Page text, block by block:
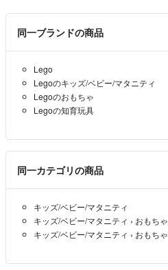
同一ブランドの商品
Lego
Legoのキッズ/ベビー/マタニティ
Legoのおもちゃ
Legoの知育玩具
同一カテゴリの商品
キッズ/ベビー/マタニティ
キッズ/ベビー/マタニティ › おもちゃ
キッズ/ベビー/マタニティ › おもちゃ